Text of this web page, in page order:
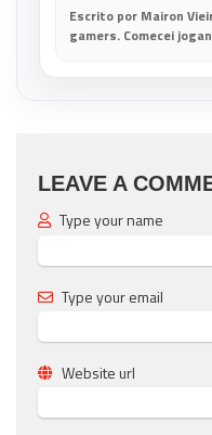
Escrito por Mairon
gamers. Comecei
LEAVE A
Type your name
Type your email
Website url